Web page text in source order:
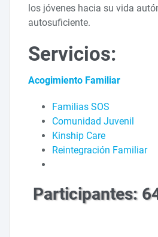
los jóvenes hacia su vida
autosuficiente.
Servicios:
Acogimiento Familiar
Familias SOS
Comunidad Juvenil
Kinship Care
Reintegración Familiar
Participantes: